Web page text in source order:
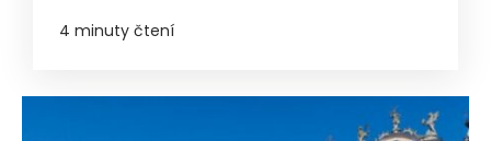
4 minuty čtení